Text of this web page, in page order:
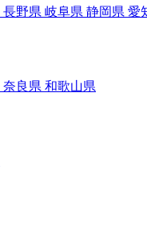
長野県 岐阜県 静岡県 愛
奈良県 和歌山県